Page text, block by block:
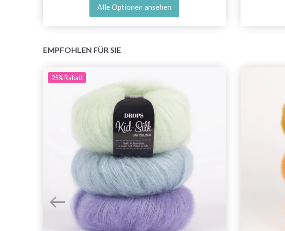
Alle Optionen ansehen
EMPFOHLEN FÜR SIE
25%Rabatt